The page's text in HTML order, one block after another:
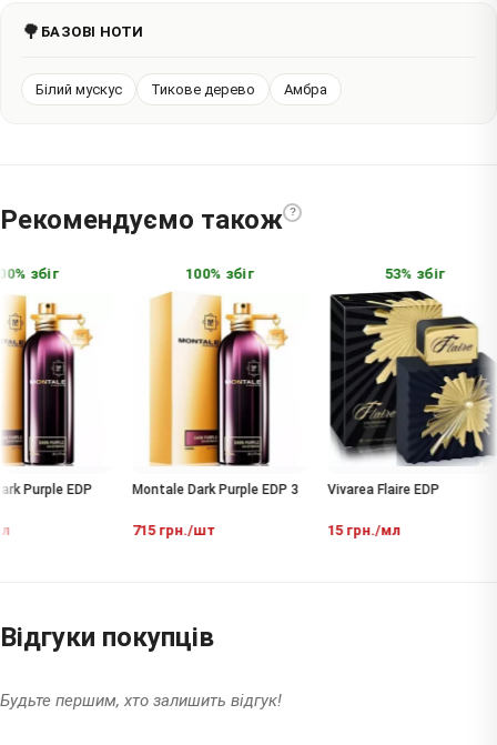
🌳 БАЗОВІ НОТИ
Білий мускус Тикове дерево Амбра
Рекомендуємо також ?
збіг
Purple EDP
100% збіг
Montale Dark Purple EDP 3
715 грн./шт
53% збіг
Vivarea Flaire EDP
15 грн./мл
Відгуки покупців
Будьте першим, хто залишить відгук!